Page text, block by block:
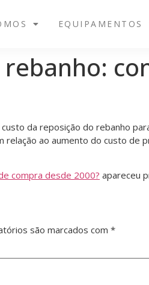
EQUIPAMENTOS
da reposição do rebanho
ao aumento do custo de
compra desde 2000? apareceu
são marcados com *